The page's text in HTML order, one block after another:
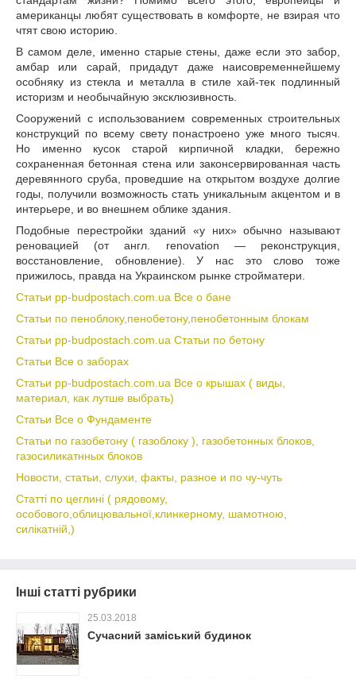
американцы любят существовать в комфорте, не взирая что
чтят свою историю.
В самом деле, именно старые стены, даже если это забор,
амбар или сарай, придадут даже наисовременнейшему
особняку из стекла и металла в стиле хай-тек подлинный
историзм и необычайную эксклюзивность.
Сооружений с использованием современных строительных
конструкций по всему свету понастроено уже много тысяч.
Но именно кусок старой кирпичной кладки, бережно
сохраненная бетонная стена или законсервированная часть
деревянного сруба, проведшие на открытом воздухе долгие
годы, получили возможность стать уникальным акцентом и в
интерьере, и во внешнем облике здания.
Подобные перестройки зданий «у них» обычно называют
реновацией (от англ. renovation — реконструкция,
восстановление, обновление). У нас это слово тоже
прижилось, правда на Украинском рынке стройматери.
Статьи pp-budpostach.com.ua Все о бане
Статьи по пеноблоку,пенобетону,пенобетонным блокам
Статьи pp-budpostach.com.ua Статьи по бетону
Статьи Все о заборах
Статьи pp-budpostach.com.ua Все о крышах ( виды,
материал, как лутше выбрать)
Статьи Все о Фундаменте
Статьи по газобетону ( газоблоку ), газобетонных блоков,
газосиликатнных блоков
Новости, статьи, слухи, факты, разное и по чу-чуть
Статті по цеглині ( рядовому,
особового,облицювальної,клинкерному, шамотною,
силікатній,)
Інші статті рубрики
25.03.2018
Сучасний заміський будинок